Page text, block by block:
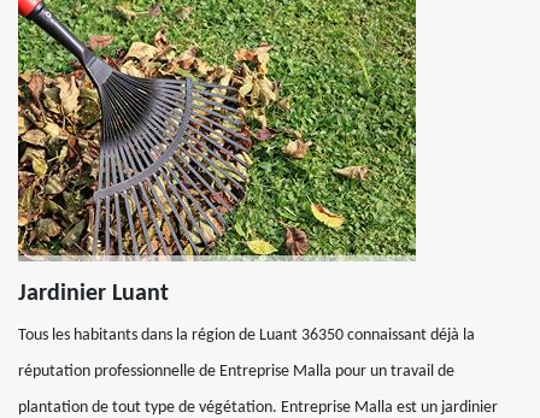
Jardinier Luant
Tous les habitants dans la région de Luant 36350 connaissant déjà la
réputation professionnelle de Entreprise Malla pour un travail de
plantation de tout type de végétation. Entreprise Malla est un jardinier